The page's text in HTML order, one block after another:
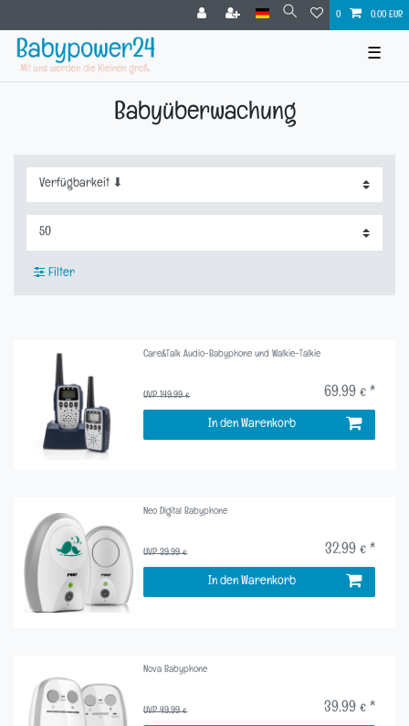
0 0,00 EUR
☰
Babyüberwachung
Filter
Care&Talk Audio-Babyphone und Walkie-Talkie
UVP 149,99 € 69,99 € *
In den Warenkorb
Neo Digital Babyphone
UVP 39,99 € 32,99 € *
In den Warenkorb
Nova Babyphone
UVP 49,99 € 39,99 € *